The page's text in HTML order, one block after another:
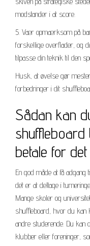
modstander i at score.
5. Vær opmærksom på
forskellige overflader, og
tilpasse din teknik til den
Husk, at øvelse gør
forbedringer i dit
Sådan kan
betale for det
En god måde at få
det er at deltage i
Mange skoler og
shuffleboard, hvor du kan
andre studerende. Du kan
klubber eller foreninger,